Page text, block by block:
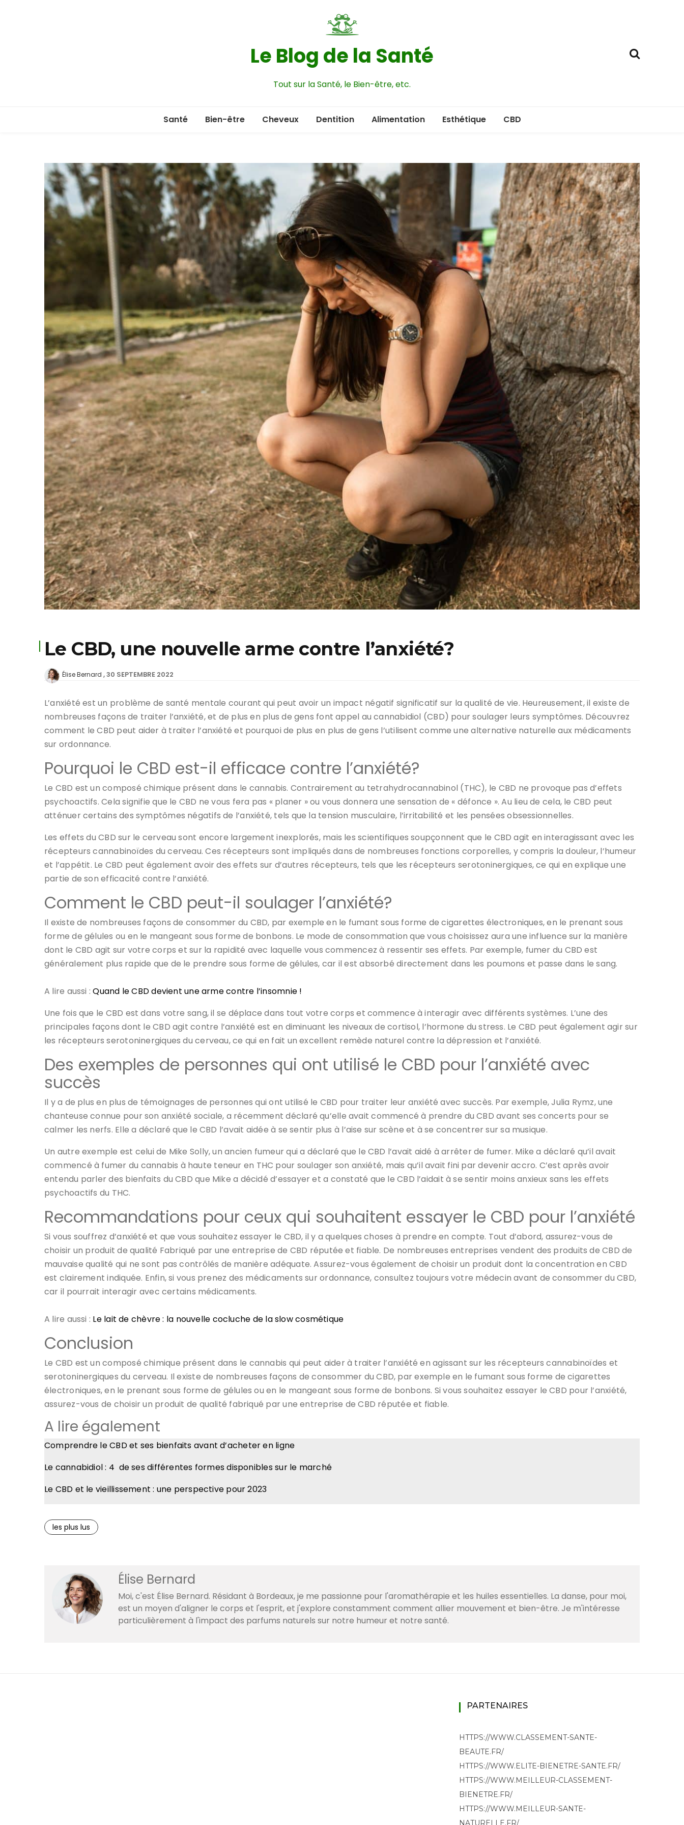
Le Blog de la Santé
Tout sur la Santé, le Bien-être, etc.
Santé Bien-être Cheveux Dentition Alimentation Esthétique CBD
Le CBD, une nouvelle arme contre l’anxiété?
Élise Bernard 30 SEPTEMBRE 2022
L’anxiété est un problème de santé mentale courant qui peut avoir un impact négatif significatif sur la qualité de vie. Heureusement, il existe de
nombreuses façons de traiter l’anxiété, et de plus en plus de gens font appel au cannabidiol (CBD) pour soulager leurs symptômes. Découvrez
comment le CBD peut aider à traiter l’anxiété et pourquoi de plus en plus de gens l’utilisent comme une alternative naturelle aux médicaments
sur ordonnance.
Pourquoi le CBD est-il efficace contre l’anxiété?
Le CBD est un composé chimique présent dans le cannabis. Contrairement au tetrahydrocannabinol (THC), le CBD ne provoque pas d’effets
psychoactifs. Cela signifie que le CBD ne vous fera pas « planer » ou vous donnera une sensation de « défonce ». Au lieu de cela, le CBD peut
atténuer certains des symptômes négatifs de l’anxiété, tels que la tension musculaire, l’irritabilité et les pensées obsessionnelles.
Les effets du CBD sur le cerveau sont encore largement inexplorés, mais les scientifiques soupçonnent que le CBD agit en interagissant avec les
récepteurs cannabinoïdes du cerveau. Ces récepteurs sont impliqués dans de nombreuses fonctions corporelles, y compris la douleur, l’humeur
et l’appétit. Le CBD peut également avoir des effets sur d’autres récepteurs, tels que les récepteurs serotoninergiques, ce qui en explique une
partie de son efficacité contre l’anxiété.
Comment le CBD peut-il soulager l’anxiété?
Il existe de nombreuses façons de consommer du CBD, par exemple en le fumant sous forme de cigarettes électroniques, en le prenant sous
forme de gélules ou en le mangeant sous forme de bonbons. Le mode de consommation que vous choisissez aura une influence sur la manière
dont le CBD agit sur votre corps et sur la rapidité avec laquelle vous commencez à ressentir ses effets. Par exemple, fumer du CBD est
généralement plus rapide que de le prendre sous forme de gélules, car il est absorbé directement dans les poumons et passe dans le sang.
A lire aussi :Quand le CBD devient une arme contre l’insomnie !
Une fois que le CBD est dans votre sang, il se déplace dans tout votre corps et commence à interagir avec différents systèmes. L’une des
principales façons dont le CBD agit contre l’anxiété est en diminuant les niveaux de cortisol, l’hormone du stress. Le CBD peut également agir sur
les récepteurs serotoninergiques du cerveau, ce qui en fait un excellent remède naturel contre la dépression et l’anxiété.
Des exemples de personnes qui ont utilisé le CBD pour l’anxiété avec
succès
Il y a de plus en plus de témoignages de personnes qui ont utilisé le CBD pour traiter leur anxiété avec succès. Par exemple, Julia Rymz, une
chanteuse connue pour son anxiété sociale, a récemment déclaré qu’elle avait commencé à prendre du CBD avant ses concerts pour se
calmer les nerfs. Elle a déclaré que le CBD l’avait aidée à se sentir plus à l’aise sur scène et à se concentrer sur sa musique.
Un autre exemple est celui de Mike Solly, un ancien fumeur qui a déclaré que le CBD l’avait aidé à arrêter de fumer. Mike a déclaré qu’il avait
commencé à fumer du cannabis à haute teneur en THC pour soulager son anxiété, mais qu’il avait fini par devenir accro. C’est après avoir
entendu parler des bienfaits du CBD que Mike a décidé d’essayer et a constaté que le CBD l’aidait à se sentir moins anxieux sans les effets
psychoactifs du THC.
Recommandations pour ceux qui souhaitent essayer le CBD pour l’anxiété
Si vous souffrez d’anxiété et que vous souhaitez essayer le CBD, il y a quelques choses à prendre en compte. Tout d’abord, assurez-vous de
choisir un produit de qualité Fabriqué par une entreprise de CBD réputée et fiable. De nombreuses entreprises vendent des produits de CBD de
mauvaise qualité qui ne sont pas contrôlés de manière adéquate. Assurez-vous également de choisir un produit dont la concentration en CBD
est clairement indiquée. Enfin, si vous prenez des médicaments sur ordonnance, consultez toujours votre médecin avant de consommer du CBD,
car il pourrait interagir avec certains médicaments.
A lire aussi : Le lait de chèvre : la nouvelle cocluche de la slow cosmétique
Conclusion
Le CBD est un composé chimique présent dans le cannabis qui peut aider à traiter l’anxiété en agissant sur les récepteurs cannabinoïdes et
serotoninergiques du cerveau. Il existe de nombreuses façons de consommer du CBD, par exemple en le fumant sous forme de cigarettes
électroniques, en le prenant sous forme de gélules ou en le mangeant sous forme de bonbons. Si vous souhaitez essayer le CBD pour l’anxiété,
assurez-vous de choisir un produit de qualité fabriqué par une entreprise de CBD réputée et fiable.
A lire également
Comprendre le CBD et ses bienfaits avant d’acheter en ligne
Le cannabidiol : 4 de ses différentes formes disponibles sur le marché
Le CBD et le vieillissement : une perspective pour 2023
les plus lus
Élise Bernard
Moi, c'est Élise Bernard. Résidant à Bordeaux, je me passionne pour l'aromathérapie et les huiles essentielles. La danse, pour moi,
est un moyen d'aligner le corps et l'esprit, et j'explore constamment comment allier mouvement et bien-être. Je m'intéresse
particulièrement à l'impact des parfums naturels sur notre humeur et notre santé.
PARTENAIRES
HTTPS://WWW.CLASSEMENT-SANTE-
BEAUTE.FR/
HTTPS://WWW.ELITE-BIENETRE-SANTE.FR/
HTTPS://WWW.MEILLEUR-CLASSEMENT-
BIENETRE.FR/
HTTPS://WWW.MEILLEUR-SANTE-
NATURELLE.FR/